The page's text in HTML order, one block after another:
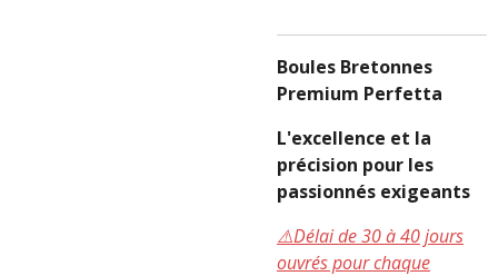
Boules Bretonnes
Premium Perfetta
L'excellence et la
précision pour les
passionnés exigeants
⚠️Délai de 30 à 40 jours
ouvrés pour chaque